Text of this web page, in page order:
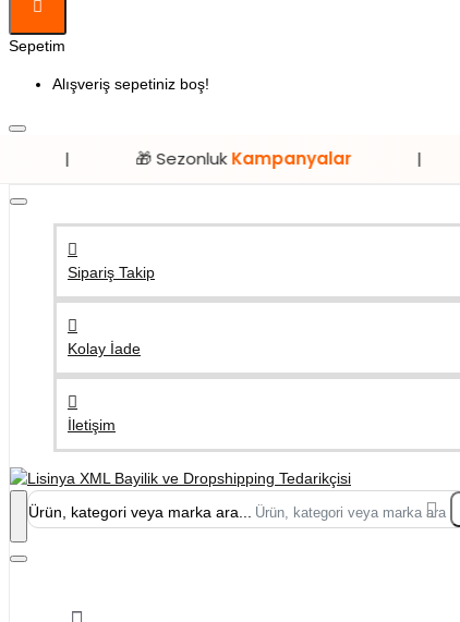
Sepetim
Alışveriş sepetiniz boş!
🎁 Sezonluk Kampanyalar | ⭐ Sadece
Sipariş Takip
Kolay İade
İletişim
Ürün, kategori veya marka ara...